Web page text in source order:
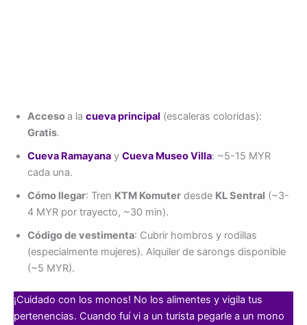
Accesoa la cueva principal (escaleras coloridas):
Gratis.
Cueva Ramayana y Cueva Museo Villa: ~5-15 MYR
cada una.
Cómo llegar: Tren KTM Komuter desde KL Sentral (~3-
4 MYR por trayecto, ~30 min).
Código de vestimenta: Cubrir hombros y rodillas
(especialmente mujeres). Alquiler de sarongs disponible
(~5 MYR).
¡Cuidado con los monos! No los alimentes y vigila tus
pertenencias. Cuando fuí vi a un turista pegarle a un mono